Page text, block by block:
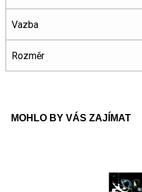
Vazba
Rozměr
MOHLO BY VÁS ZAJÍMAT